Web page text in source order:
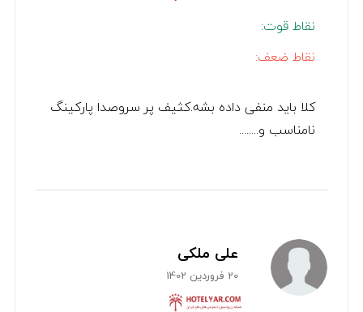
نقاط قوت:
نقاط ضعف:
کلا باید منفی داده بشه.کثیف پر سروصدا پارکینگ
نامناسب و........
علی ملکی
20 فروردین 1402